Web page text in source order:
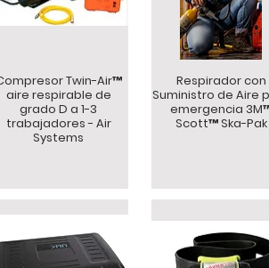
Twin-Air™
aire respirable de
grado D a 1-3
trabajadores - Air
Systems
Respirador con
Suministro de Aire
emergencia
Scott™ Ska-Pak